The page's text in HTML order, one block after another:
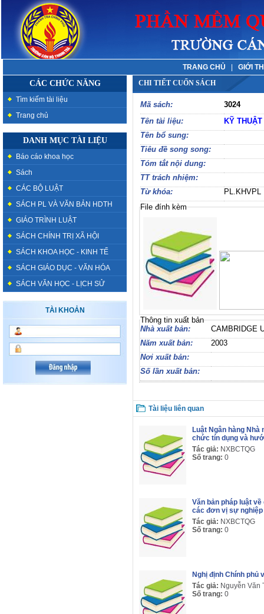
TRANG CHỦ GIỚI
CÁC CHỨC NĂNG
Tìm kiếm tài liệu
Trang chủ
DANH MỤC TÀI LIỆU
Báo cáo khoa học
Sách
CÁC BỘ LUẬT
SÁCH PL VÀ VĂN BẢN HDTH
GIÁO TRÌNH LUẬT
SÁCH CHÍNH TRỊ XÃ HỘI
SÁCH KHOA HỌC - KINH TẾ
SÁCH GIÁO DỤC - VĂN HÓA
SÁCH VĂN HỌC - LỊCH SỬ
TÀI KHOẢN
CHI TIẾT CUỐN SÁCH
Mã sách:
3024
Tên tài liệu:
KỸ
Tên bổ sung:
Tiêu đề song song:
Tóm tắt nội dung:
TT trách nhiệm:
Từ khóa:
PL.KHVPL
File đính kèm
Thông tin xuất bản
Nhà xuất bản:
CAMBRIDGE
Năm xuất bản:
2003
Nơi xuất bản:
Số lần xuất bản:
Tài liệu liên quan
Luật Ngân hàng
chức tín dụng và
Tác giả: NXBCTQG
Số trang: 0
Văn bản pháp luật
các đơn vị sự nghiệp
Tác giả: NXBCTQG
Số trang: 0
Nghị định Chính phủ
Tác giả: Nguyễn Văn
Số trang: 0